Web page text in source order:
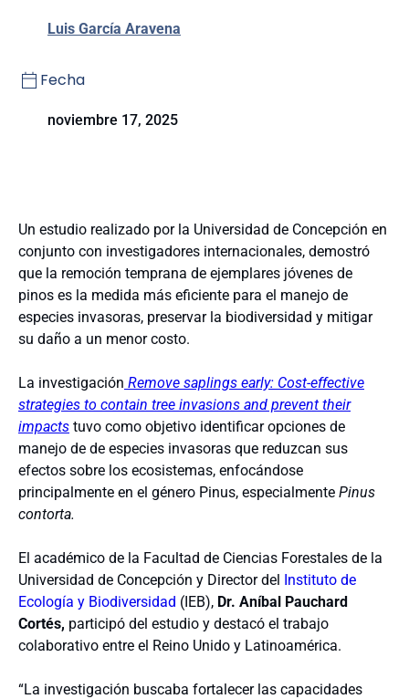
Luis García Aravena
Fecha
noviembre 17, 2025
Un estudio realizado por la Universidad de Concepción en
conjunto con investigadores internacionales, demostró
que la remoción temprana de ejemplares jóvenes de
pinos es la medida más eficiente para el manejo de
especies invasoras, preservar la biodiversidad y mitigar
su daño a un menor costo.
La investigación Remove saplings early: Cost-effective
strategies to contain tree invasions and prevent their
impacts tuvo como objetivo identificar opciones de
manejo de de especies invasoras que reduzcan sus
efectos sobre los ecosistemas, enfocándose
principalmente en el género Pinus, especialmente Pinus
contorta.
El académico de la Facultad de Ciencias Forestales de la
Universidad de Concepción y Director del Instituto de
Ecología y Biodiversidad (IEB), Dr. Aníbal Pauchard
Cortés, participó del estudio y destacó el trabajo
colaborativo entre el Reino Unido y Latinoamérica.
“La investigación buscaba fortalecer las capacidades